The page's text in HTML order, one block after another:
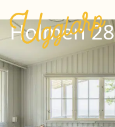
Holmen 28